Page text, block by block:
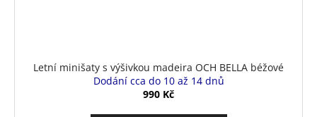
Letní minišaty s výšivkou madeira OCH BELLA béžové
Dodání cca do 10 až 14 dnů
990 Kč